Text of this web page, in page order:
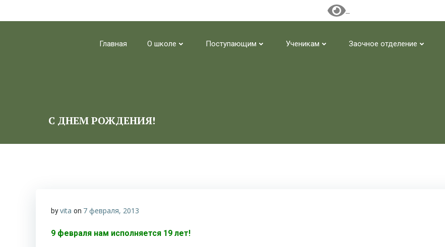
Главная О школе Поступающим Ученикам Заочное отделение
С ДНЕМ РОЖДЕНИЯ!
byvita on 7 февраля, 2013
9 февраля нам исполняется 19 лет!